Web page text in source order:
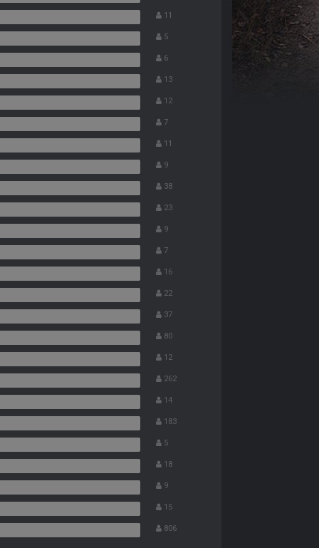
11
5
6
13
12
7
11
9
38
23
9
7
16
22
37
80
12
262
14
183
5
18
9
15
806